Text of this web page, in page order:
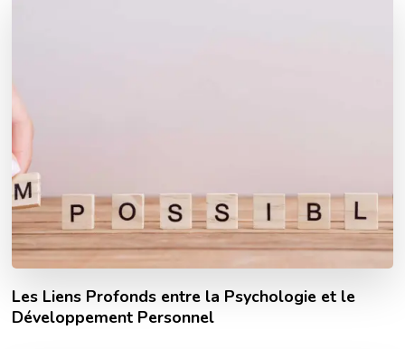
Les Liens Profonds entre la Psychologie et le
Développement Personnel